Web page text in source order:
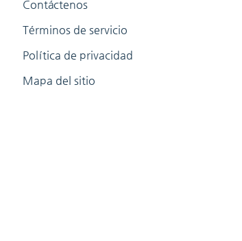
Contáctenos
Términos de servicio
Política de privacidad
Mapa del sitio